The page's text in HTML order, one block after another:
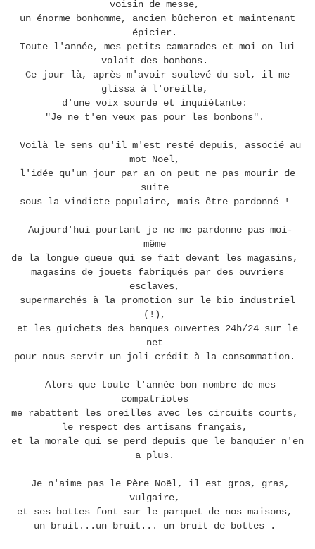
voisin de messe,
un énorme bonhomme, ancien bûcheron et maintenant
épicier.
Toute l'année, mes petits camarades et moi on lui
volait des bonbons.
Ce jour là, après m'avoir soulevé du sol, il me
glissa à l'oreille,
d'une voix sourde et inquiétante:
"Je ne t'en veux pas pour les bonbons".
Voilà le sens qu'il m'est resté depuis, associé au
mot Noël,
l'idée qu'un jour par an on peut ne pas mourir de
suite
sous la vindicte populaire, mais être pardonné !
Aujourd'hui pourtant je ne me pardonne pas moi-
même
de la longue queue qui se fait devant les magasins,
magasins de jouets fabriqués par des ouvriers
esclaves,
supermarchés à la promotion sur le bio industriel
(!),
et les guichets des banques ouvertes 24h/24 sur le
net
pour nous servir un joli crédit à la consommation.
Alors que toute l'année bon nombre de mes
compatriotes
me rabattent les oreilles avec les circuits courts,
le respect des artisans français,
et la morale qui se perd depuis que le banquier n'en
a plus.
Je n'aime pas le Père Noël, il est gros, gras,
vulgaire,
et ses bottes font sur le parquet de nos maisons,
un bruit...un bruit... un bruit de bottes .